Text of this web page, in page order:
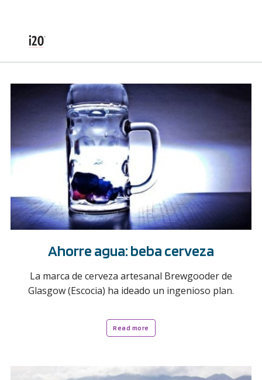
Ahorre agua: beba cerveza
La marca de cerveza artesanal Brewgooder de
Glasgow (Escocia) ha ideado un ingenioso plan.
Read more